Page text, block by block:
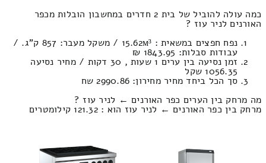
כמה עולה להוביל של בית 2 חדרים במחשבון הובלות מכפר
האורנים לניר עוז ?
נפח חפצים במשאית : 15.62м³ / משקל מעבר: 857 ק”ג. /
עבודות סבלות: 1843.95 ₪
זמן נסיעה בין ערים 1 שעות , 30 דקות / מחיר נסיעה
1056.35 שקל
סך הכל ביחד מחיר מחירון: 2990.86 שח
מה מרחק בין הערים כפר האורנים ← לניר עוז ?
מרחק בין כפר האורנים ← לניר עוז הוא : 121.32 קילומטרים